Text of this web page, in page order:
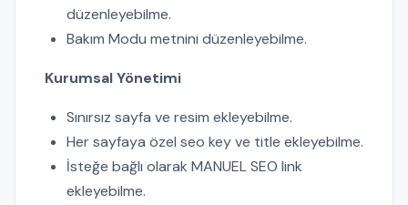
düzenleyebilme.
Bakım Modu metnini düzenleyebilme.
Kurumsal Yönetimi
Sınırsız sayfa ve resim ekleyebilme.
Her sayfaya özel seo key ve title ekleyebilme.
İsteğe bağlı olarak MANUEL SEO link
ekleyebilme.